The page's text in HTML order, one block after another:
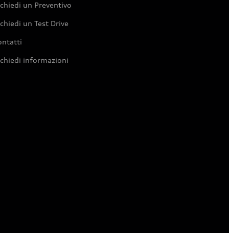
un Preventivo
un Test Drive
informazioni